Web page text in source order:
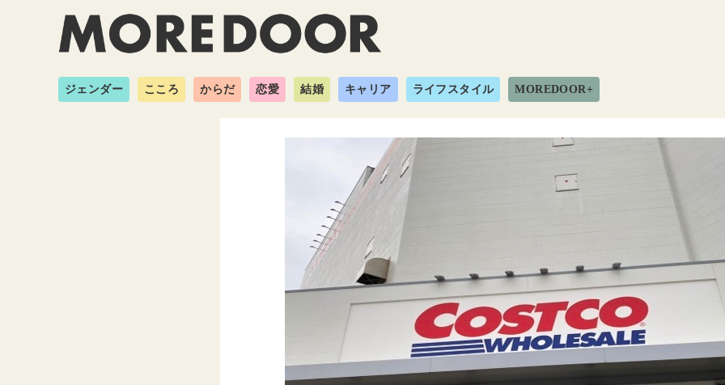
ジェンダー こころ からだ 恋愛 結婚 キャリア ライフスタイル MOREDOOR+